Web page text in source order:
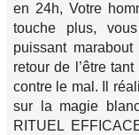
en 24h, Votre
touche plus,
puissant
retour de l’être
contre le mal. Il
sur la magie
RITUEL